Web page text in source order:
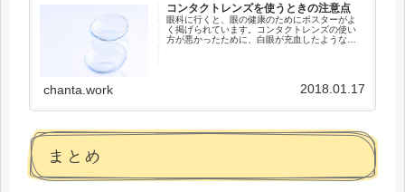
コンタクトレンズを使うときの注意点
眼科に行くと、眼の健康のためにポスターがよ
く掲げられています。コンタクトレンズの使い
方が悪かったために、白眼が充血したような写
chanta.work 2018.01.17
まとめ